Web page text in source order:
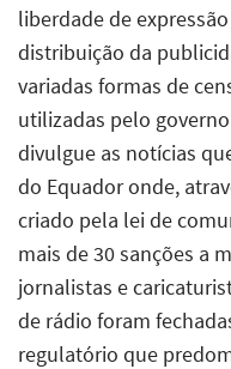
liberdade de
distribuição da
variadas formas de
utilizadas pelo
divulgue as notícias
do Equador onde,
criado pela lei de
mais de 30 sanções a
jornalistas e
de rádio foram
regulatório que